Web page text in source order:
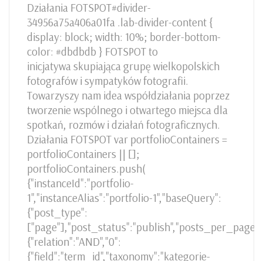
Działania FOTSPOT#divider-
34956a75a406a01fa .lab-divider-content {
display: block; width: 10%; border-bottom-
color: #dbdbdb } FOTSPOT to
inicjatywa skupiająca grupę wielkopolskich
fotografów i sympatyków fotografii.
Towarzyszy nam idea współdziałania poprzez
tworzenie wspólnego i otwartego miejsca dla
spotkań, rozmów i działań fotograficznych.
Działania FOTSPOT var portfolioContainers =
portfolioContainers || [];
portfolioContainers.push(
{"instanceId":"portfolio-
1","instanceAlias":"portfolio-1","baseQuery":
{"post_type":
{"relation":"AND","0":
{"field":"term_id","taxonomy":"kategorie-